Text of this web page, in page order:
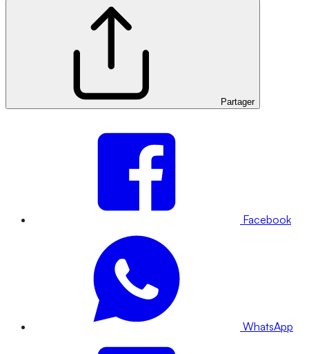
Partager
Facebook
WhatsApp